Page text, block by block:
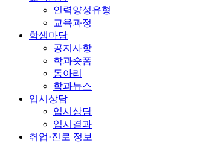
인력양성유형
교육과정
학생마당
공지사항
학과숏폼
동아리
학과뉴스
입시상담
입시상담
입시결과
취업·진로 정보